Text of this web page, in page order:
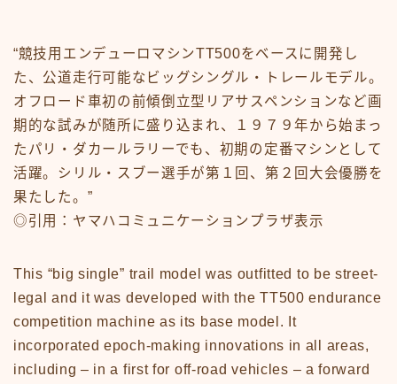
Homepage – Tech
Homepage – Video
sample
test
あの頃のいろいろ
あの頃のいろいろ50-59
あの頃のいろいろ60-69
あの頃のいろいろ70-79
あの頃のいろいろ80-89
あの頃のいろいろ整備場所
あの頃のいろいろ整備場所
おもちゃ50-59
おもちゃ60-69
おもちゃ70-79
“競技用エンデューロマシンTT500をベースに開発し
た、公道走行可能なビッグシングル・トレールモデル。
オフロード車初の前傾倒立型リアサスペンションなど画
期的な試みが随所に盛り込まれ、１９７９年から始まっ
たパリ・ダカールラリーでも、初期の定番マシンとして
活躍。シリル・スブー選手が第１回、第２回大会優勝を
果たした。”
◎引用：ヤマハコミュニケーションプラザ表示
This “big single” trail model was outfitted to be street-
legal and it was developed with the TT500 endurance
competition machine as its base model. It
incorporated epoch-making innovations in all areas,
including – in a first for off-road vehicles – a forward